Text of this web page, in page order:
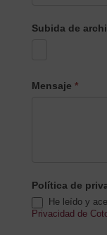
Subida de
Mensaje *
Política de
He leído y
Privacidad de